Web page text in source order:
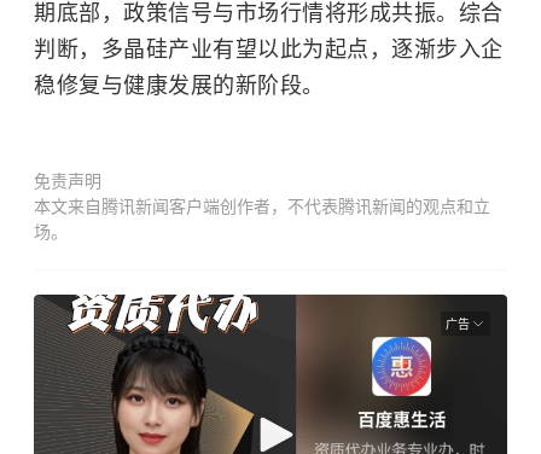
期底部，政策信号与市场行情将形成共振。综合
判断，多晶硅产业有望以此为起点，逐渐步入企
稳修复与健康发展的新阶段。
免责声明
本文来自腾讯新闻客户端创作者，不代表腾讯新闻的观点和立
场。
广告